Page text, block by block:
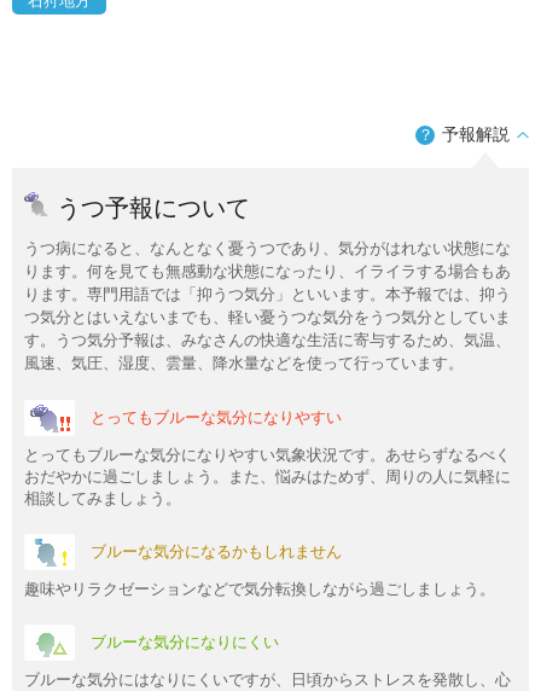
？ 予報解説
うつ予報について
うつ病になると、なんとなく憂うつであり、気分がはれない状態にな
ります。何を見ても無感動な状態になったり、イライラする場合もあ
ります。専門用語では「抑うつ気分」といいます。本予報では、抑う
つ気分とはいえないまでも、軽い憂うつな気分をうつ気分としていま
す。うつ気分予報は、みなさんの快適な生活に寄与するため、気温、
風速、気圧、湿度、雲量、降水量などを使って行っています。
とってもブルーな気分になりやすい
とってもブルーな気分になりやすい気象状況です。あせらずなるべく
おだやかに過ごしましょう。また、悩みはためず、周りの人に気軽に
相談してみましょう。
ブルーな気分になるかもしれません
趣味やリラクゼーションなどで気分転換しながら過ごしましょう。
ブルーな気分になりにくい
ブルーな気分にはなりにくいですが、日頃からストレスを発散し、心